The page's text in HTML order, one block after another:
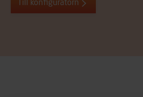
Till konfiguratorn